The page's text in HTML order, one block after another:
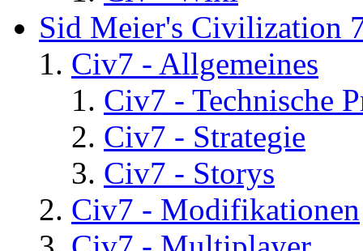
Sid Meier's Civilization
Civ7 - Allgemeines
Civ7 - Technische
Civ7 - Strategie
Civ7 - Storys
Civ7 - Modifikationen